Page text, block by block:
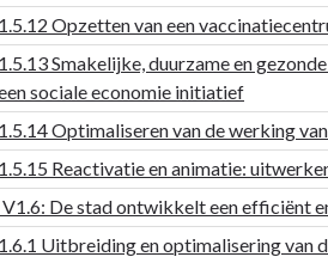
Opzetten van een
Smakelijke, duurzame en
sociale economie initiatief
Optimaliseren van de werking
Reactivatie en animatie:
De stad ontwikkelt een efficiënt
Uitbreiding en optimalisering van